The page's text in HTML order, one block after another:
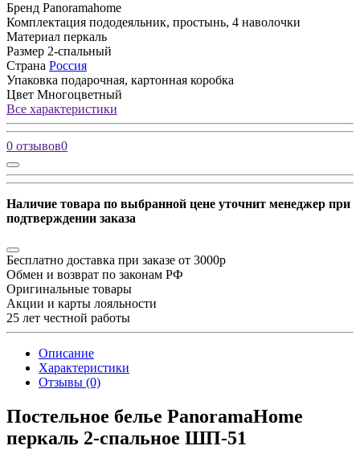
Бренд Panoramahome
Комплектация пододеяльник, простынь, 4 наволочки
Материал перкаль
Размер 2-спальный
Страна Россия
Упаковка подарочная, картонная коробка
Цвет Многоцветный
Все характеристики
0 отзывов0
Наличие товара по выбранной цене уточнит менеджер при
подтверждении заказа
Бесплатно доставка при заказе от 3000р
Обмен и возврат по законам РФ
Оригинальные товары
Акции и карты лояльности
25 лет честной работы
Описание
Характеристики
Отзывы (0)
Постельное белье PanoramaHome
перкаль 2-спальное ШП-51